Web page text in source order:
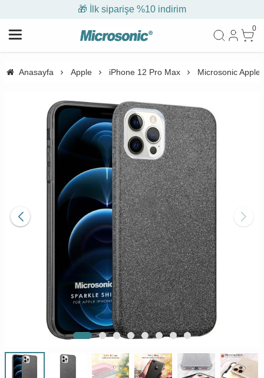
🎁 İlk siparişe %10 indirim
0
Anasayfa Apple iPhone 12 Pro Max Microsonic Apple